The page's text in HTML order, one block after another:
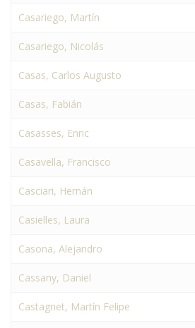
Casariego, Martín
Casariego, Nicolás
Casas, Carlos Augusto
Casas, Fabián
Casasses, Enric
Casavella, Francisco
Casciari, Hernán
Casielles, Laura
Casona, Alejandro
Cassany, Daniel
Castagnet, Martín Felipe